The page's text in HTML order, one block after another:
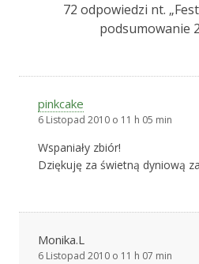
72 odpowiedzi nt. „
podsumowanie
pinkcake
6 Listopad 2010 o 11 h 05 min
Wspaniały zbiór!
Dziękuję za świetną dyniową
Monika.L
6 Listopad 2010 o 11 h 07 min